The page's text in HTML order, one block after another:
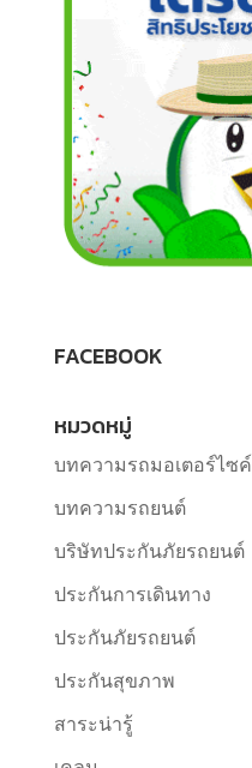
FACEBOOK
หมวดหมู่
บทความรถมอเตอร์ไซค์
บทความรถยนต์
บริษัทประกันภัยรถยนต์
ประกันการเดินทาง
ประกันภัยรถยนต์
ประกันสุขภาพ
สาระน่ารู้